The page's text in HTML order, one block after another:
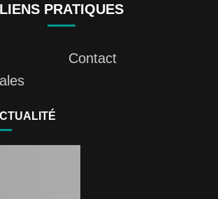
LIENS PRATIQUES
Contact